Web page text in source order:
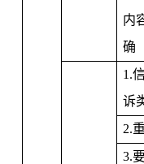
内
确
1.
诉
2.
3.